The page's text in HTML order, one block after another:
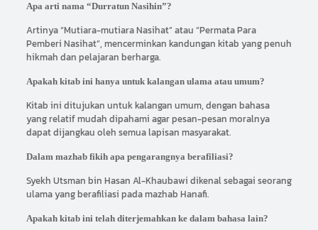
Apa arti nama “Durratun Nasihin”?
Artinya “Mutiara-mutiara Nasihat” atau “Permata Para
Pemberi Nasihat”, mencerminkan kandungan kitab yang penuh
hikmah dan pelajaran berharga.
Apakah kitab ini hanya untuk kalangan ulama atau umum?
Kitab ini ditujukan untuk kalangan umum, dengan bahasa
yang relatif mudah dipahami agar pesan-pesan moralnya
dapat dijangkau oleh semua lapisan masyarakat.
Dalam mazhab fikih apa pengarangnya berafiliasi?
Syekh Utsman bin Hasan Al-Khaubawi dikenal sebagai seorang
ulama yang berafiliasi pada mazhab Hanafi.
Apakah kitab ini telah diterjemahkan ke dalam bahasa lain?